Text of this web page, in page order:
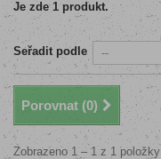
Je zde 1 produkt.
Seřadit podle
Porovnat (0)
Zobrazeno 1 – 1 z 1 položky